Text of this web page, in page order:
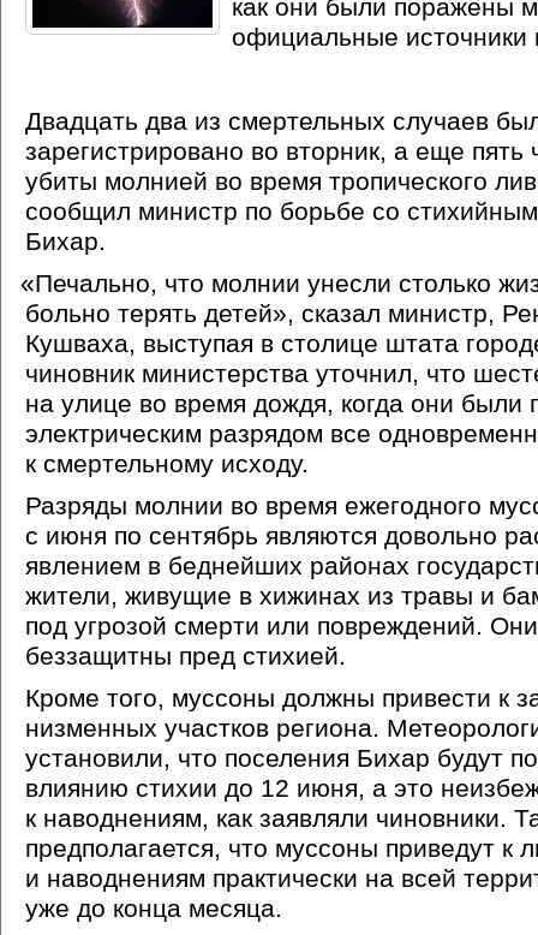
как они были поражены
официальные источники
Двадцать два из смертельных случаев
зарегистрировано во вторник, а еще пять
убиты молнией во время тропического
сообщил министр по борьбе со
Бихар.
«Печально, что молнии унесли столько
больно терять детей», сказал министр,
Кушваха, выступая в столице штата
чиновник министерства уточнил, что
на улице во время дождя, когда они были
электрическим разрядом все
к смертельному исходу.
Разряды молнии во время ежегодного
с июня по сентябрь являются довольно
явлением в беднейших районах
жители, живущие в хижинах из травы и
под угрозой смерти или повреждений.
беззащитны пред стихией.
Кроме того, муссоны должны привести к
низменных участков региона.
установили, что поселения Бихар будут
влиянию стихии до 12 июня, а это
к наводнениям, как заявляли чиновники.
предполагается, что муссоны приведут к
и наводнениям практически на всей
уже до конца месяца.